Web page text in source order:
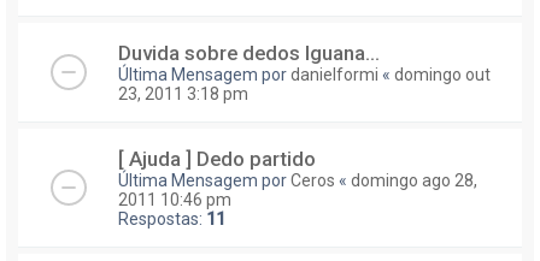
Duvida sobre dedos Iguana...
Última Mensagem pordanielformi « domingo out
23, 2011 3:18 pm
[ Ajuda ] Dedo partido
Última Mensagem porCeros « domingo ago 28,
2011 10:46 pm
Respostas: 11